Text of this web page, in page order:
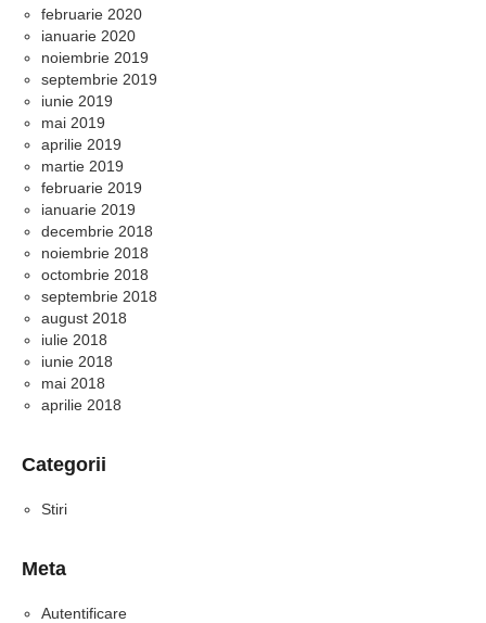
februarie 2020
ianuarie 2020
noiembrie 2019
septembrie 2019
iunie 2019
mai 2019
aprilie 2019
martie 2019
februarie 2019
ianuarie 2019
decembrie 2018
noiembrie 2018
octombrie 2018
septembrie 2018
august 2018
iulie 2018
iunie 2018
mai 2018
aprilie 2018
Categorii
Stiri
Meta
Autentificare